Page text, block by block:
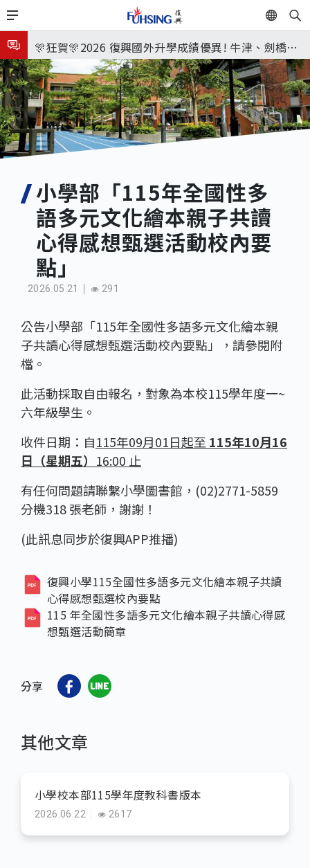
移
至
主
內
容
EN
🎉🎉🎉狂賀! 12望蘇同學榮錄MIT麻省理工學院，本校
連續兩年錄取世界第一學府！
🎊狂賀🎊2026 復興國外升學成績優異! 牛津、劍橋首
次雙星閃耀✨
115年校本部大學榜單再創佳績🎉，32％達醫學系錄
取標準、62%達台大錄取標準。各組合4科60級分9人
🎊
8月3日 分科成績公布
臺北市2026城鎮韌性(防空)演習訂於8月13日(四) 14
時30分至15時實施，全市人、車及各場所均須配合管
制與避難演練，以免受罰。
8月31日 開學日
🎉🎉🎉狂賀! 12望蘇同學榮錄MIT麻省理工學院，本校
連續兩年錄取世界第一學府！
小學部「115年全國性多
語多元文化繪本親子共讀
心得感想甄選活動校內要
點」
2026.05.21 291
公告小學部「115年全國性多語多元文化繪本親
子共讀心得感想甄選活動校內要點」，請參閱附
檔。
此活動採取自由報名，對象為本校115學年度一~
六年級學生。
收件日期：自115年09月01日起至 115年10月16
日（星期五） 16:00 止
有任何問題請聯繫小學圖書館，(02)2771-5859
分機318 張老師，謝謝！
(此訊息同步於復興APP推播)
復興小學115全國性多語多元文化繪本親子共讀
心得感想甄選校內要點
115 年全國性多語多元文化繪本親子共讀心得感
想甄選活動簡章
分享
其他文章
小學校本部115學年度教科書版本
2026.06.22 2617